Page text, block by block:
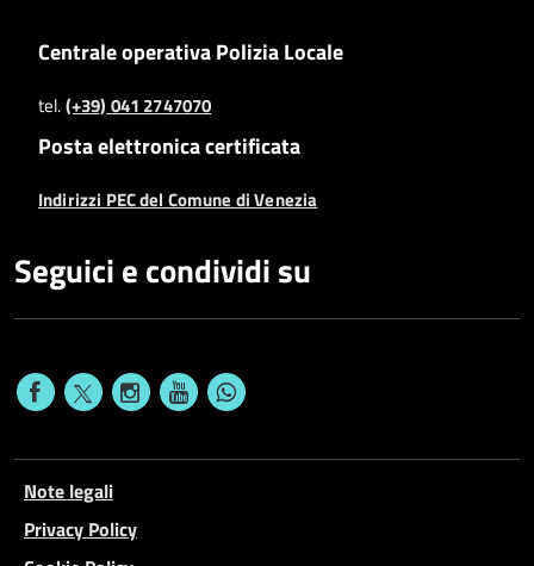
Centrale operativa Polizia Locale
tel.(+39) 041 2747070
Posta elettronica certificata
Indirizzi PEC del Comune di Venezia
Seguici e condividi su
Note legali
Privacy Policy